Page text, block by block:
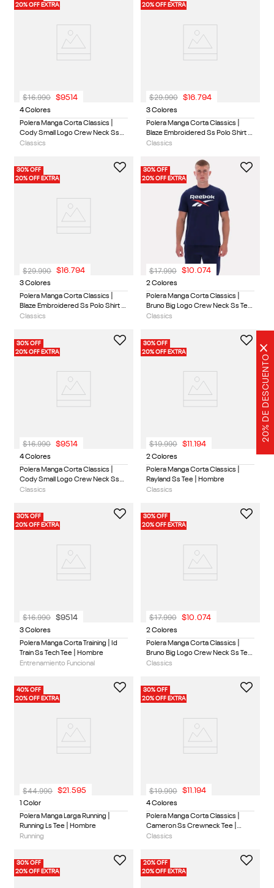
20% DE DESCUENTO
×
20% OFF EXTRA
4 Colores
Polera Manga Corta Classics |
Cody Small Logo Crew Neck Ss
Tee | Hombre
Classics
$16.990 $9514
20% OFF EXTRA
3 Colores
Polera Manga Corta Classics |
Blaze Embroidered Ss Polo Shirt |
Hombre
Classics
$29.990 $16.794
30% OFF
20% OFF EXTRA
3 Colores
Polera Manga Corta Classics |
Blaze Embroidered Ss Polo Shirt |
Hombre
Classics
$29.990 $ 16.794
30% OFF
20% OFF EXTRA
2 Colores
Polera Manga Corta Classics |
Bruno Big Logo Crew Neck Ss Tee
| Hombre
Classics
$17.990 $10.074
30% OFF
20% OFF EXTRA
4 Colores
Polera Manga Corta Classics |
Cody Small Logo Crew Neck Ss
Tee | Hombre
Classics
$16.990 $9514
30% OFF
20% OFF EXTRA
2 Colores
Polera Manga Corta Classics |
Rayland Ss Tee | Hombre
Classics
$19.990 $11 .194
30% OFF
20% OFF EXTRA
3 Colores
Polera Manga Corta Training | Id
Train Ss Tech Tee | Hombre
Entrenamiento Funcional
$16.990 $9514
30% OFF
20% OFF EXTRA
2 Colores
Polera Manga Corta Classics |
Bruno Big Logo Crew Neck Ss Tee
| Hombre
Classics
$17.990 $10 074
40% OFF
20% OFF EXTRA
1 Color
Polera Manga Larga Running |
Running Ls Tee | Hombre
Running
$44.990 $21 .595
30% OFF
20% OFF EXTRA
4 Colores
Polera Manga Corta Classics |
Cameron Ss Crewneck Tee |
Hombre
Classics
$19.990 $11 .194
30% OFF
20% OFF EXTRA
20% OFF
20% OFF EXTRA